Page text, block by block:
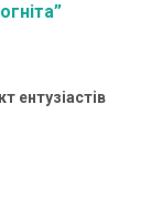
ентузіастів